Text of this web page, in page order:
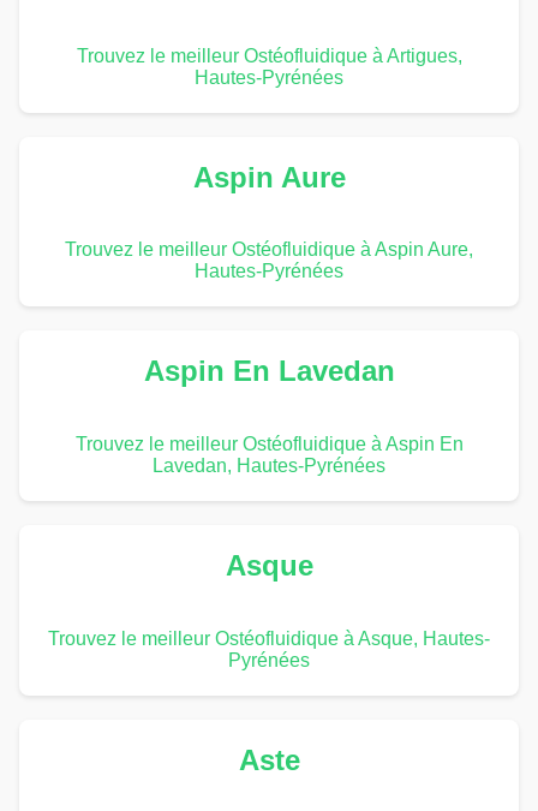
Trouvez le meilleur Ostéofluidique à Artigues,
Hautes-Pyrénées
Aspin Aure
Trouvez le meilleur Ostéofluidique à Aspin Aure,
Hautes-Pyrénées
Aspin En Lavedan
Trouvez le meilleur Ostéofluidique à Aspin En
Lavedan, Hautes-Pyrénées
Asque
Trouvez le meilleur Ostéofluidique à Asque, Hautes-
Pyrénées
Aste